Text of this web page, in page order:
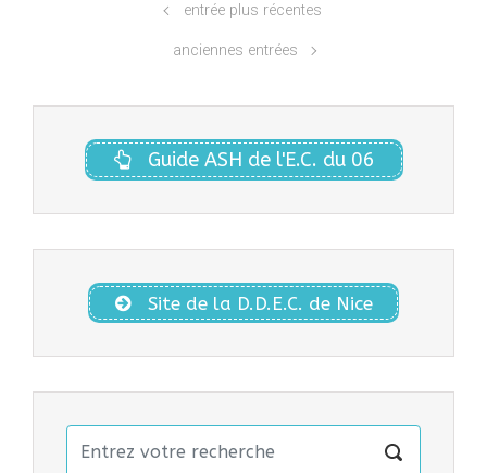
entrée plus récentes
anciennes entrées
Guide ASH de l'E.C. du 06
Site de la D.D.E.C. de Nice